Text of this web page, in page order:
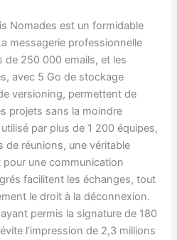
Nomades est un formidable
messagerie professionnelle
de 250 000 emails, et les
avec 5 Go de stockage
versioning, permettent de
projets sans la moindre
par plus de 1 200 équipes,
de réunions, une véritable
une communication
facilitent les échanges, tout
le droit à la déconnexion.
permis la signature de 180
l’impression de 2,3 millions